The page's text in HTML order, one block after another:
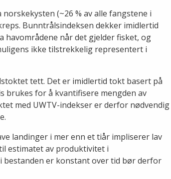
(~26 % av alle fangstene i
Bunntrålsindeksen dekker imidlertid
havområdene når det gjelder fisket, og
ikke tilstrekkelig representert i
tett. Det er imidlertid tokt basert på
brukes for å kvantifisere mengden av
med UWTV-indekser er derfor nødvendig
landinger i mer enn et tiår impliserer lav
estimatet av produktivitet i
bestanden er konstant over tid bør derfor